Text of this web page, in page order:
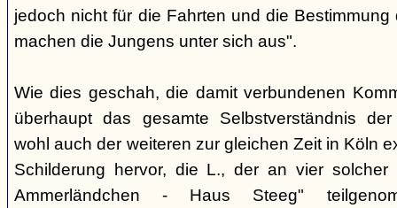
jedoch nicht für die Fahrten und die
machen die Jungens unter sich aus".
Wie dies geschah, die damit verbundenen
überhaupt das gesamte Selbstverständnis
wohl auch der weiteren zur gleichen Zeit in Köln
Schilderung hervor, die L., der an vier
Ammerländchen - Haus Steeg"